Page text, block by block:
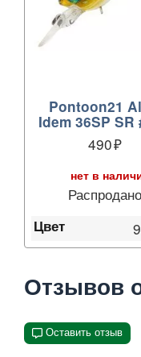
Pontoon21
Idem 36SP SR
490
нет в
Распродано
Цвет
Отзывов
Оставить отзыв